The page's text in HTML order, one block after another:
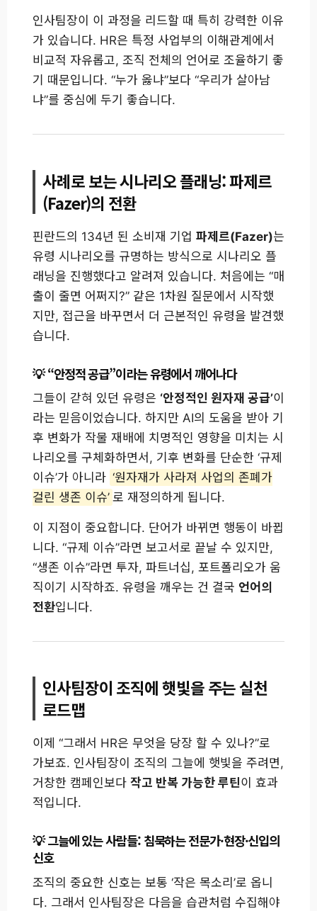
인사팀장이 이 과정을 리드할 때 특히 강력한 이유
가 있습니다. HR은 특정 사업부의 이해관계에서
비교적 자유롭고, 조직 전체의 언어로 조율하기 좋
기 때문입니다. “누가 옳냐”보다 “우리가 살아남
냐”를 중심에 두기 좋습니다.
사례로 보는 시나리오 플래닝: 파제르
(Fazer)의 전환
핀란드의 134년 된 소비재 기업 파제르(Fazer)는
유령 시나리오를 규명하는 방식으로 시나리오 플
래닝을 진행했다고 알려져 있습니다. 처음에는 “매
출이 줄면 어쩌지?” 같은 1차원 질문에서 시작했
지만, 접근을 바꾸면서 더 근본적인 유령을 발견했
습니다.
“안정적 공급”이라는 유령에서 깨어나다
그들이 갇혀 있던 유령은 ‘안정적인 원자재 공급’이
라는 믿음이었습니다. 하지만 AI의 도움을 받아 기
후 변화가 작물 재배에 치명적인 영향을 미치는 시
나리오를 구체화하면서, 기후 변화를 단순한 ‘규제
이슈’가 아니라 ‘원자재가 사라져 사업의 존폐가
걸린 생존 이슈’ 로 재정의하게 됩니다.
이 지점이 중요합니다. 단어가 바뀌면 행동이 바뀝
니다. “규제 이슈”라면 보고서로 끝날 수 있지만,
“생존 이슈”라면 투자, 파트너십, 포트폴리오가 움
직이기 시작하죠. 유령을 깨우는 건 결국 언어의
전환입니다.
인사팀장이 조직에 햇빛을 주는 실천
로드맵
이제 “그래서 HR은 무엇을 당장 할 수 있나?”로
가보죠. 인사팀장이 조직의 그늘에 햇빛을 주려면,
거창한 캠페인보다 작고 반복 가능한 루틴이 효과
적입니다.
그늘에 있는 사람들: 침묵하는 전문가·현장·신입의
신호
조직의 중요한 신호는 보통 ‘작은 목소리’로 옵니
다. 그래서 인사팀장은 다음을 습관처럼 수집해야